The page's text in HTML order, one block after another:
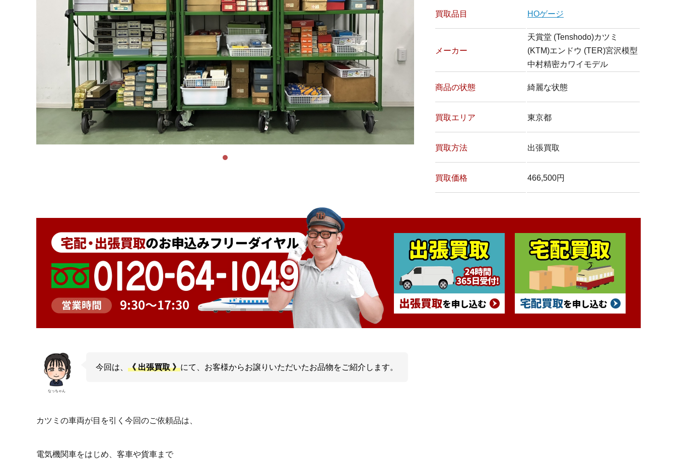
買取品目 HOゲージ
メーカー
天賞堂 (Tenshodo)カツミ
(KTM)エンドウ (TER)宮沢模型
中村精密カワイモデル
商品の状態 綺麗な状態
買取エリア 東京都
買取方法 出張買取
買取価格 466,500円
なっちゃん
今回は、《 出張買取 》にて、お客様からお譲りいただいたお品物をご紹介します。
カツミの車両が目を引く今回のご依頼品は、
電気機関車をはじめ、客車や貨車まで